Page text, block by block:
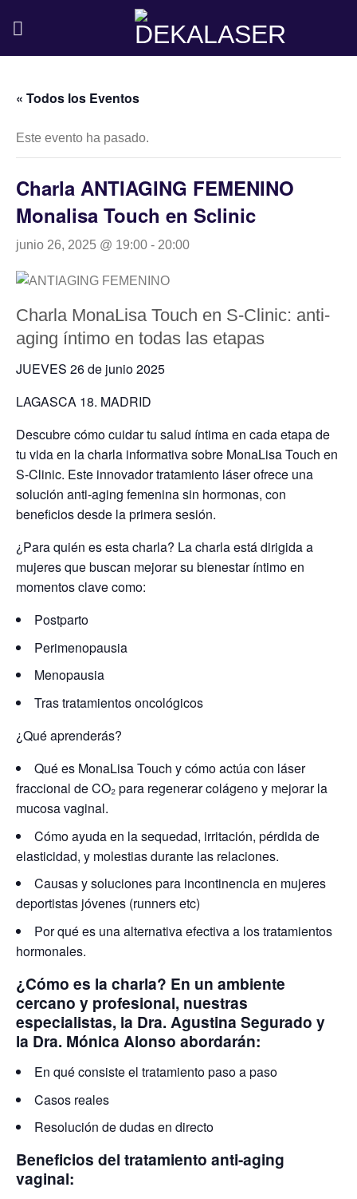
« Todos los Eventos
Este evento ha pasado.
Charla ANTIAGING FEMENINO
Monalisa Touch en Sclinic
junio 26, 2025 @ 19:00 - 20:00
Charla MonaLisa Touch en S-Clinic: anti-
aging íntimo en todas las etapas
JUEVES 26 de junio 2025
LAGASCA 18. MADRID
Descubre cómo cuidar tu salud íntima en cada etapa de
tu vida en la charla informativa sobre MonaLisa Touch en
S-Clinic. Este innovador tratamiento láser ofrece una
solución anti-aging femenina sin hormonas, con
beneficios desde la primera sesión.
¿Para quién es esta charla? La charla está dirigida a
mujeres que buscan mejorar su bienestar íntimoen
momentos clave como:
Postparto
Perimenopausia
Menopausia
Tras tratamientos oncológicos
¿Qué aprenderás?
Qué es MonaLisa Touch y cómo actúa con láser
fraccional de CO₂ para regenerar colágeno y mejorar la
mucosa vaginal.
Cómo ayuda en la sequedad, irritación, pérdida de
elasticidad, y molestias durante las relaciones.
Causas y soluciones para incontinencia en mujeres
deportistas jóvenes (runners etc)
Por qué es una alternativa efectiva a los tratamientos
hormonales.
¿Cómo es la charla? En un ambiente
cercano y profesional, nuestras
especialistas, la Dra. Agustina Segurado y
la Dra. Mónica Alonso abordarán:
En qué consiste el tratamiento paso a paso
Casos reales
Resolución de dudas en directo
Beneficios del tratamiento anti-aging
vaginal: